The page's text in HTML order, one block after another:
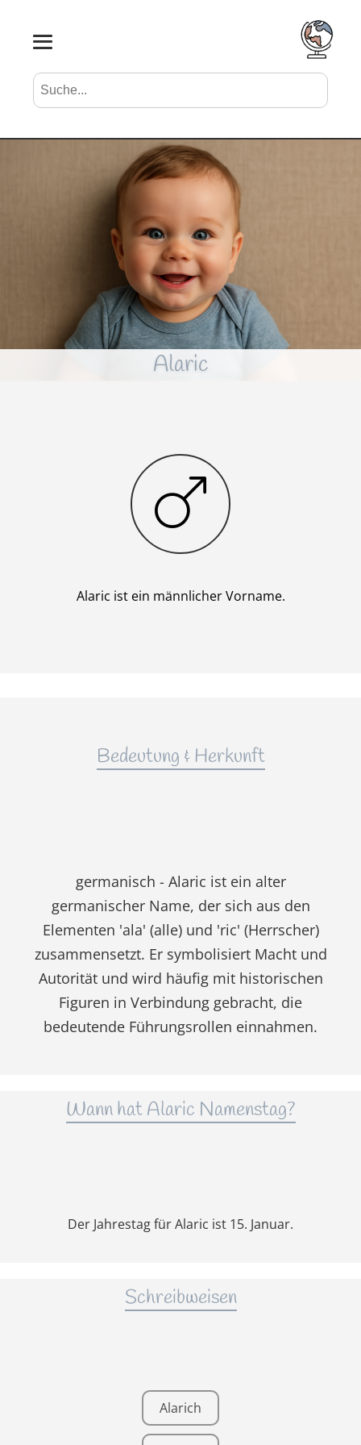
Suche nach Vornamen Search
Alaric
Junge
Alaric ist ein männlicher Vorname.
Bedeutung & Herkunft
germanisch - Alaric ist ein alter
germanischer Name, der sich aus den
Elementen 'ala' (alle) und 'ric' (Herrscher)
zusammensetzt. Er symbolisiert Macht und
Autorität und wird häufig mit historischen
Figuren in Verbindung gebracht, die
bedeutende Führungsrollen einnahmen.
Wann hat Alaric Namenstag?
Der Jahrestag für Alaric ist 15. Januar.
Schreibweisen
Alarich